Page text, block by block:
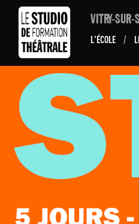
VITRY-SUR-
L'ÉCOLE /